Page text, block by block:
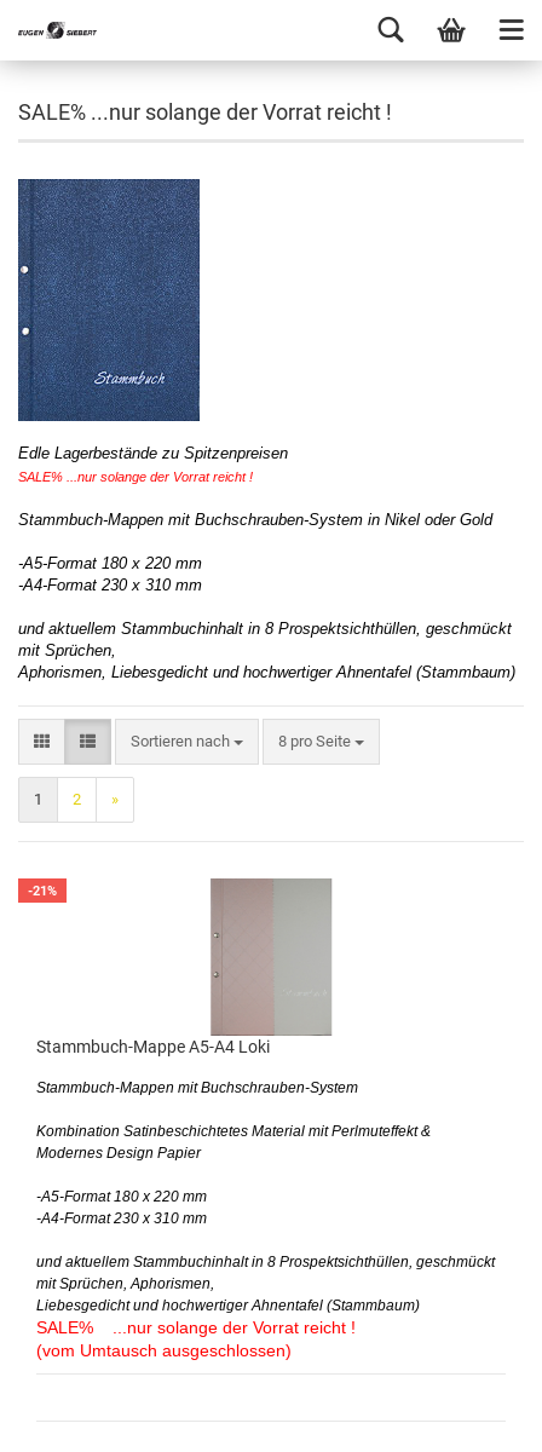
SALE% ...nur solange der Vorrat reicht !
Edle Lagerbestände zu Spitzenpreisen
SALE% ...nur solange der Vorrat reicht !
Stammbuch-Mappen mit Buchschrauben-System in Nikel oder Gold
-A5-Format 180 x 220 mm
-A4-Format 230 x 310 mm
und aktuellem Stammbuchinhalt in 8 Prospektsichthüllen, geschmückt
mit Sprüchen,
Aphorismen, Liebesgedicht und hochwertiger Ahnentafel (Stammbaum)
Sortieren nach 8 pro Seite
1 2 »
-21%
Stammbuch-Mappe A5-A4 Loki
Stammbuch-Mappen mit Buchschrauben-System
Kombination Satinbeschichtetes Material mit Perlmuteffekt &
Modernes Design Papier
-A5-Format 180 x 220 mm
-A4-Format 230 x 310 mm
und aktuellem Stammbuchinhalt in 8 Prospektsichthüllen, geschmückt
mit Sprüchen, Aphorismen,
Liebesgedicht und hochwertiger Ahnentafel (Stammbaum)
SALE% ...nur solange der Vorrat reicht !
(vom Umtausch ausgeschlossen)